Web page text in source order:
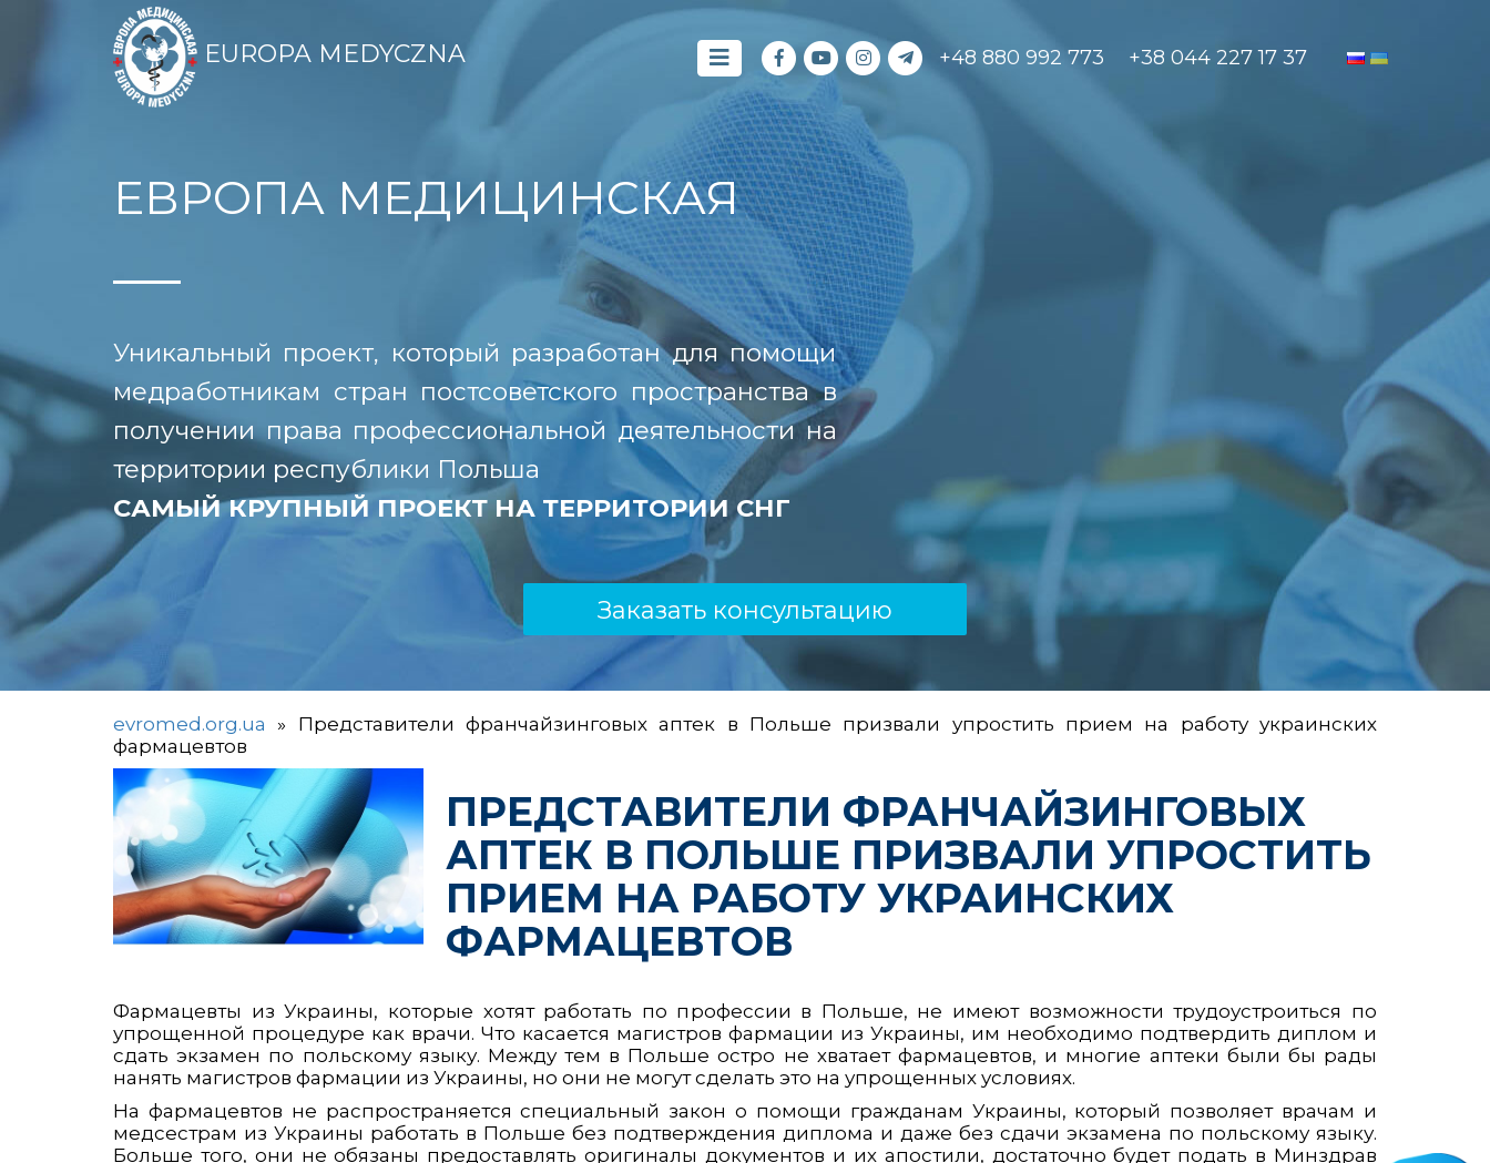
EUROPA MEDYCZNA +48 880 992 773 +38 044 227 17 37
ЕВРОПА МЕДИЦИНСКАЯ
Уникальный проект, который разработан для помощи
медработникам стран постсоветского пространства в
получении права профессиональной деятельности на
территории республики Польша
САМЫЙ КРУПНЫЙ ПРОЕКТ НА ТЕРРИТОРИИ СНГ
Заказать консультацию
evromed.org.ua » Представители франчайзинговых аптек в Польше призвали упростить прием на работу украинских
фармацевтов
ПРЕДСТАВИТЕЛИ ФРАНЧАЙЗИНГОВЫХ
АПТЕК В ПОЛЬШЕ ПРИЗВАЛИ УПРОСТИТЬ
ПРИЕМ НА РАБОТУ УКРАИНСКИХ
ФАРМАЦЕВТОВ
Фармацевты из Украины, которые хотят работать по профессии в Польше, не имеют возможности трудоустроиться по
упрощенной процедуре как врачи. Что касается магистров фармации из Украины, им необходимо подтвердить диплом и
сдать экзамен по польскому языку. Между тем в Польше остро не хватает фармацевтов, и многие аптеки были бы рады
нанять магистров фармации из Украины, но они не могут сделать это на упрощенных условиях.
На фармацевтов не распространяется специальный закон о помощи гражданам Украины, который позволяет врачам и
медсестрам из Украины работать в Польше без подтверждения диплома и даже без сдачи экзамена по польскому языку.
Больше того, они не обязаны предоставлять оригиналы документов и их апостили, достаточно будет подать в Минздрав